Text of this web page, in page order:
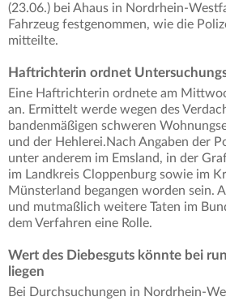
(23.06.) bei Ahaus in Nordrhein-
Fahrzeug festgenommen, wie die
mitteilte.
Haftrichterin ordnet
Eine Haftrichterin ordnete am
an. Ermittelt werde wegen des
bandenmäßigen schweren
und der Hehlerei.Nach Angaben der
unter anderem im Emsland, in der
im Landkreis Cloppenburg sowie im
Münsterland begangen worden sein.
und mutmaßlich weitere Taten im
dem Verfahren eine Rolle.
Wert des Diebesguts könnte bei
liegen
Bei Durchsuchungen in Nordrhein-